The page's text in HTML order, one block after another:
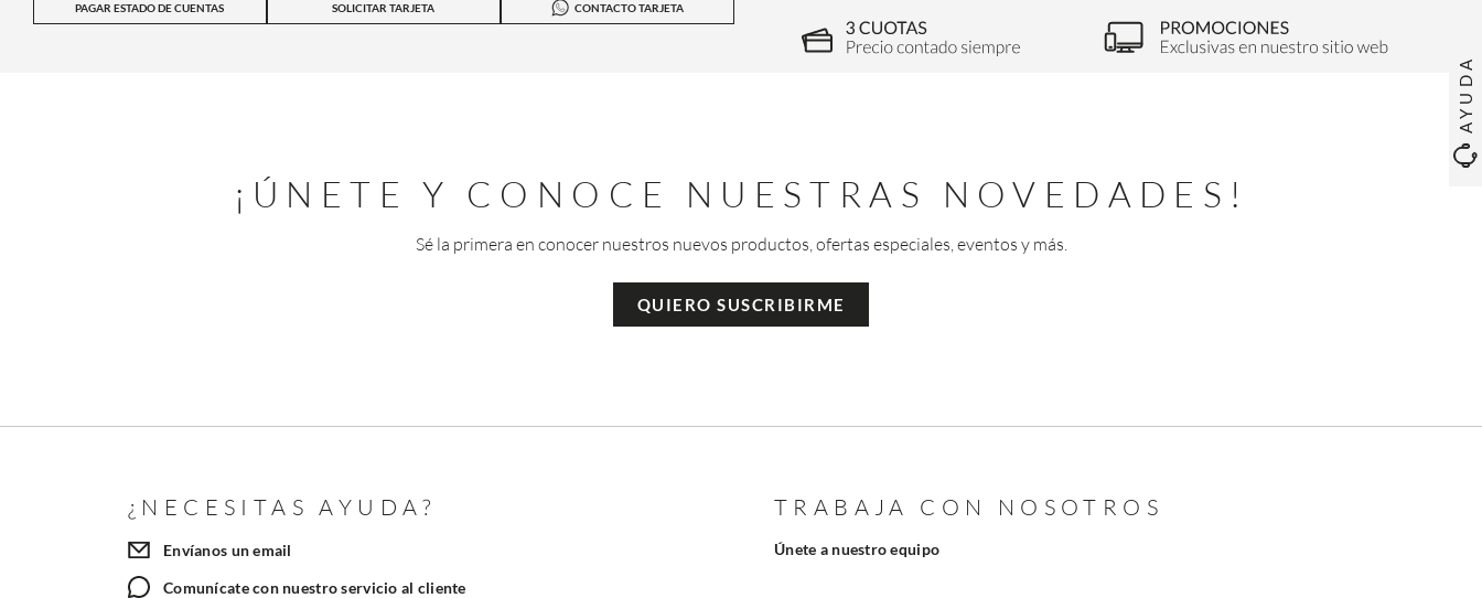
AYUDA
PAGAR ESTADO DE CUENTAS SOLICITAR TARJETA CONTACTO TARJETA
¡ÚNETE Y CONOCE NUESTRAS NOVEDADES!
Sé la primera en conocer nuestros nuevos productos, ofertas especiales, eventos y más.
QUIERO SUSCRIBIRME
¿NECESITAS AYUDA?
Envíanos un email
Comunícate con nuestro servicio al cliente
TRABAJA CON NOSOTROS
Únete a nuestro equipo